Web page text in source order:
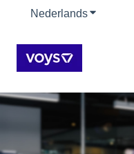
Nederlands